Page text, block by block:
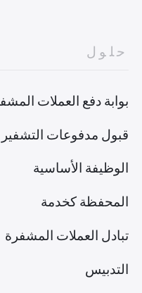
حلول
بوابة دفع العملات
قبول مدفوعات التشفير
الوظيفة الأساسية
المحفظة كخدمة
تبادل العملات المشفرة
التدبيس